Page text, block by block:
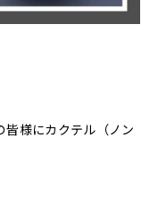
皆様にカクテル（ノン